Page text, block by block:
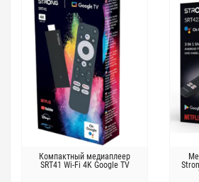
Компактный медиаплеер
SRT41 Wi-Fi 4K Google TV